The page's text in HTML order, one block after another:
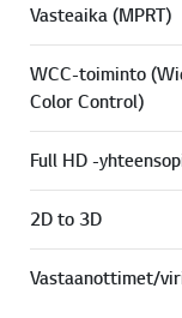
Vasteaika (MPRT)
WCC-toiminto
Color Control)
Full HD -
2D to 3D
Vastaanottimet/